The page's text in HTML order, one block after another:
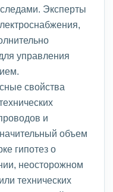
Эксперты
управления
свойства
и
объем
гипотез о
неосторожном
технических